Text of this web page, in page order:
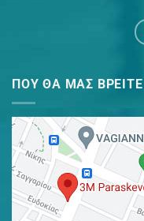
ΠΟΥ ΘΑ ΜΑΣ ΒΡΕΊΤΕ